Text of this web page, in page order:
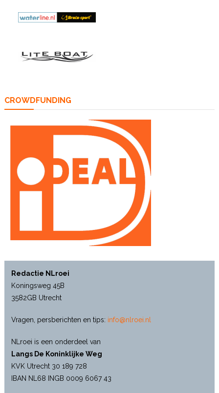
CROWDFUNDING
Redactie NLroei
Koningsweg 45B
3582GB Utrecht
Vragen, persberichten en tips: info@nlroei.nl
NLroei is een onderdeel van
Langs De Koninklijke Weg
KVK Utrecht 30 189 728
IBAN NL68 INGB 0009 6067 43